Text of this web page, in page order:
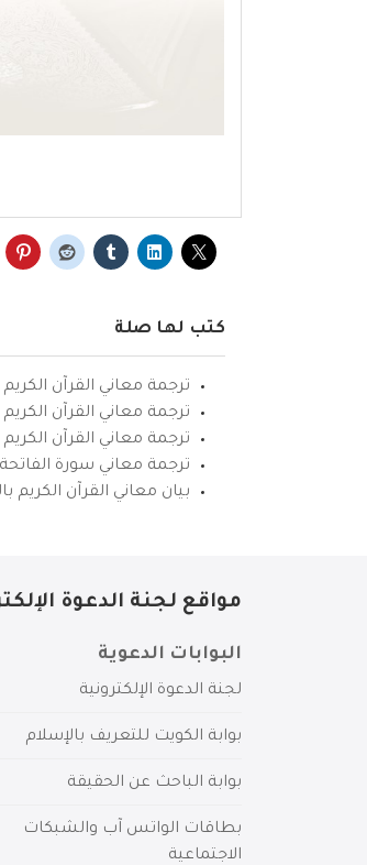
كتب لها صلة
ترجمة معاني القرآن الكريم
ترجمة معاني القرآن
ترجمة معاني القرآن
ترجمة معاني سورة الفاتحة
بيان معاني القرآن الكريم
مواقع لجنة الدعوة
البوابات الدعوية
لجنة الدعوة الإلكترونية
بوابة الكويت للتعريف بالإسلام
بوابة الباحث عن الحقيقة
بطاقات الواتس آب والشبكات
الاجتماعية